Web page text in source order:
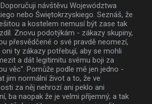
návštěvu Województwa
nebo Świętokrzyskiego. Seznáš, že
a kostelem nemusí být zase tak
Znovu podotýkám - zákazy skupiny,
přesvědčené o své pravdě neomezí,
oni ty zákazy potřebují, aby se mohli
a dát legitimitu svému boji za
věc". Pomůže podle mě jen jedno -
jim normální život a to, že ve
za něj nehrozí ani peklo ani
ba naopak že je velmi příjemný; a tak